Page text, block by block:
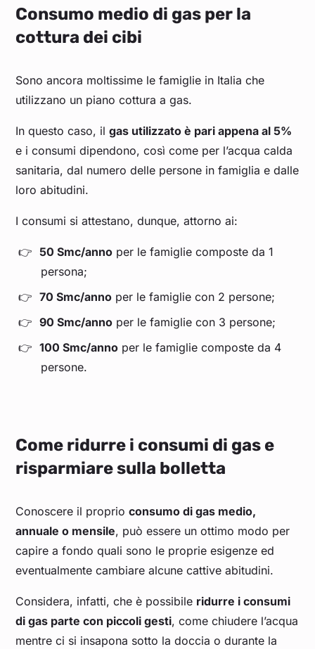
Consumo medio di gas per la
cottura dei cibi
Sono ancora moltissime le famiglie in Italia che
utilizzano un piano cottura a gas.
In questo caso, ilgas utilizzato è pari appena al 5%
e i consumi dipendono, così come per l’acqua calda
sanitaria, dal numero delle persone in famiglia e dalle
loro abitudini.
I consumi si attestano, dunque, attorno ai:
50 Smc/anno per le famiglie composte da 1
persona;
70 Smc/anno per le famiglie con 2 persone;
90 Smc/anno per le famiglie con 3 persone;
100 Smc/anno per le famiglie composte da 4
persone.
Come ridurre i consumi di gas e
risparmiare sulla bolletta
Conoscere il proprioconsumo di gas medio,
annuale o mensile, può essere un ottimo modo per
capire a fondo quali sono le proprie esigenze ed
eventualmente cambiare alcune cattive abitudini.
Considera, infatti, che è possibile ridurre i consumi
di gas parte con piccoli gesti, come chiudere l’acqua
mentre ci si insapona sotto la doccia o durante la